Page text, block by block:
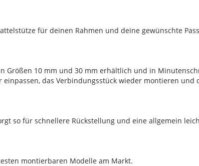
für deinen Rahmen und deine gewünschte
Größen 10 mm und 30 mm erhältlich und in
das Verbindungsstück wieder montieren und
so für schnellere Rückstellung und eine allgemein
montierbaren Modelle am Markt.